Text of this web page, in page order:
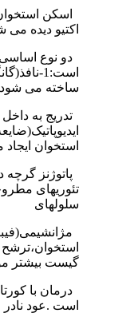
اسکن استخوان
اکتیو دیده می
دو نوع اساسی
است:1-
ساخته می شود
استخوان ایجاد
پاتوژنز گرچه
تئوریهای
سلولهای
استخوان،ترشح
گیست بیشتر
درمان با
است .عود نادر